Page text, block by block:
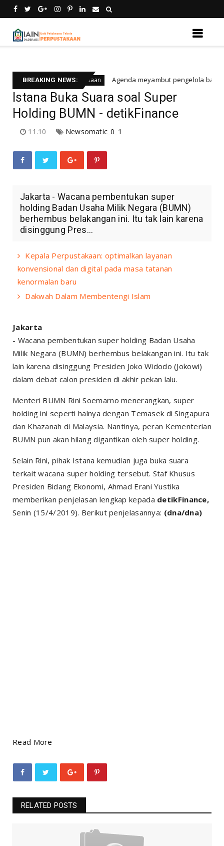
BREAKING NEWS:
rapat perpustakaan Agenda meyambut pengelola baru,
Istana Buka Suara soal Super
Holding BUMN - detikFinance
11.10 Newsomatic_0_1
Jakarta - Wacana pembentukan super
holding Badan Usaha Milik Negara (BUMN)
berhembus belakangan ini. Itu tak lain karena
disinggung Pres...
Kepala Perpustakaan: optimalkan layanan
konvensional dan digital pada masa tatanan
kenormalan baru
Dakwah Dalam Membentengi Islam
Jakarta
- Wacana pembentukan super holding Badan Usaha
Milik Negara (BUMN) berhembus belakangan ini. Itu tak
lain karena disinggung Presiden Joko Widodo (Jokowi)
dalam debat calon presiden di akhir pekan lalu.
Menteri BUMN Rini Soemarno menerangkan, super
holding ini seperti halnya dengan Temasek di Singapura
dan Khazanah di Malaysia. Nantinya, peran Kementerian
BUMN pun akan hilang digantikan oleh super holding.
Selain Rini, pihak Istana kemudian juga buka suara
terkait wacana super holding tersebut. Staf Khusus
Presiden Bidang Ekonomi, Ahmad Erani Yustika
memberikan penjelasan lengkap kepada detikFinance,
Senin (15/4/2019). Berikut penjelasannya: (dna/dna)
Read More
RELATED POSTS